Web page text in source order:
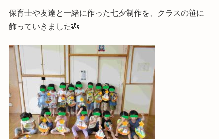
保育士や友達と一緒に作った七夕制作を、クラスの笹に
飾っていきました🎋